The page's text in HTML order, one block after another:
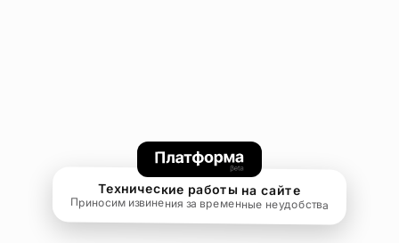
Технические работы на сайте
Приносим извинения за временные неудобства